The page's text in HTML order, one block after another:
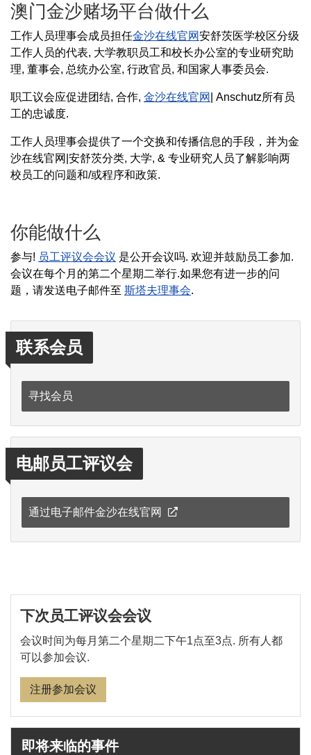
澳门金沙赌场平台做什么
工作人员理事会成员担任金沙在线官网安舒茨医学校区分级
工作人员的代表, 大学教职员工和校长办公室的专业研究助
理, 董事会, 总统办公室, 行政官员, 和国家人事委员会.
职工议会应促进团结, 合作, 金沙在线官网
| Anschutz所有员
工的忠诚度.
工作人员理事会提供了一个交换和传播信息的手段，并为金
沙在线官网|安舒茨分类, 大学, & 专业研究人员了解影响两
校员工的问题和/或程序和政策.
你能做什么
参与! 员工评议会会议 是公开会议吗. 欢迎并鼓励员工参加.
会议在每个月的第二个星期二举行.如果您有进一步的问
题，请发送电子邮件至 斯塔夫理事会. ​​​
联系会员
寻找会员
电邮员工评议会
通过电子邮件金沙在线官网
下次员工评议会会议
会议时间为每月第二个星期二下午1点至3点. 所有人都
可以参加会议.
注册参加会议
即将来临的事件